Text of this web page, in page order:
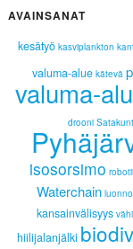
AVAINSANAT
kesätyö kasviplankton
valuma-alue kätevä
valuma-
drooni
isosorsimo
Waterchain
kansainvälisyys
hiilijalanjälki